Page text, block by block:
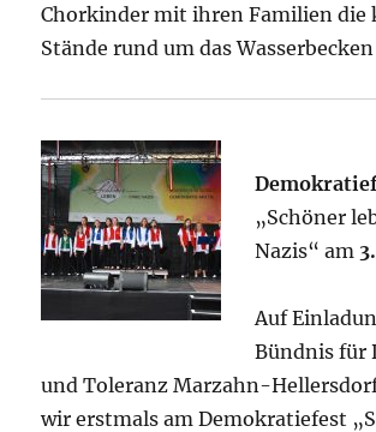
Chorkinder mit ihren Familien die
Stände rund um das
„Schöner
Nazis“ am
Auf
Bündnis für
und Toleranz Marzahn-
wir erstmals am Demokratiefest